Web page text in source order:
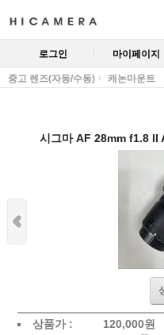
로그인 마이페이지
중고 렌즈(자동/수동) 캐논마운트
시그마 AF 28mm f1.8 II
상품가 : 120,000원